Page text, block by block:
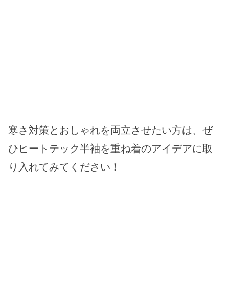
寒さ対策とおしゃれを両立させたい方は、ぜ
ひヒートテック半袖を重ね着のアイデアに取
り入れてみてください！